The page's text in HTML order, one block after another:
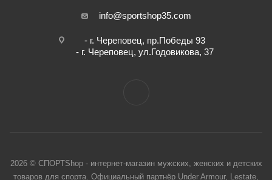
info@sportshop35.com
- г. Череповец, пр.Победы 93
- г. Череповец, ул.Годовикова, 37
2026 © СПОРТShop - интернет-магазин мужских, женских и детских
товаров для спорта. Официальный партнёр Under Armour, Lestate,